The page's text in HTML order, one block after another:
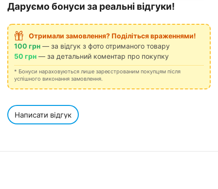
Даруємо бонуси за реальні відгуки!
Отримали замовлення? Поділіться враженнями!
100 грн — за відгук з фото отриманого товару
50 грн — за детальний коментар про покупку
* Бонуси нараховуються лише зареєстрованим покупцям після
успішного виконання замовлення.
Написати відгук